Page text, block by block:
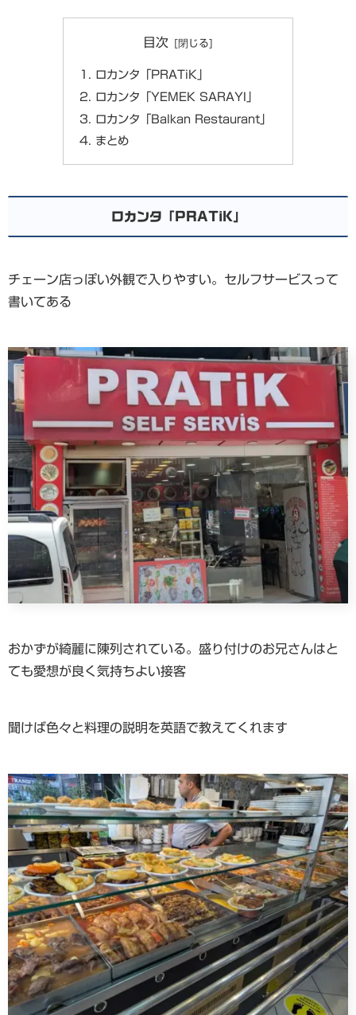
目次
ロカンタ「PRATiK」
ロカンタ「YEMEK SARAYI」
ロカンタ「Balkan Restaurant」
まとめ
ロカンタ「PRATiK」
チェーン店っぽい外観で入りやすい。セルフサービスって
書いてある
おかずが綺麗に陳列されている。盛り付けのお兄さんはと
ても愛想が良く気持ちよい接客
聞けば色々と料理の説明を英語で教えてくれます